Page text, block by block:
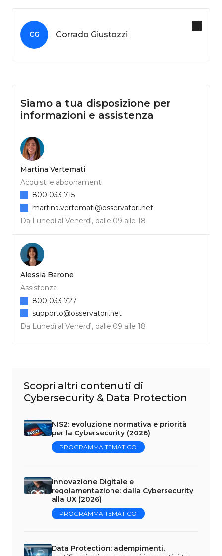
CG Corrado Giustozzi
Siamo a tua disposizione per
informazioni e assistenza
Martina Vertemati
Acquisti e abbonamenti
Da Lunedì al Venerdì, dalle 09 alle 18
800 033 715
martina.vertemati@osservatori.net
Alessia Barone
Assistenza
Da Lunedì al Venerdì, dalle 09 alle 18
800 033 727
supporto@osservatori.net
Scopri altri contenuti di
Cybersecurity & Data Protection
NIS2: evoluzione normativa e priorità
per la Cybersecurity (2026)
PROGRAMMA TEMATICO
Innovazione Digitale e
regolamentazione: dalla Cybersecurity
alla UX (2026)
PROGRAMMA TEMATICO
Data Protection: adempimenti,